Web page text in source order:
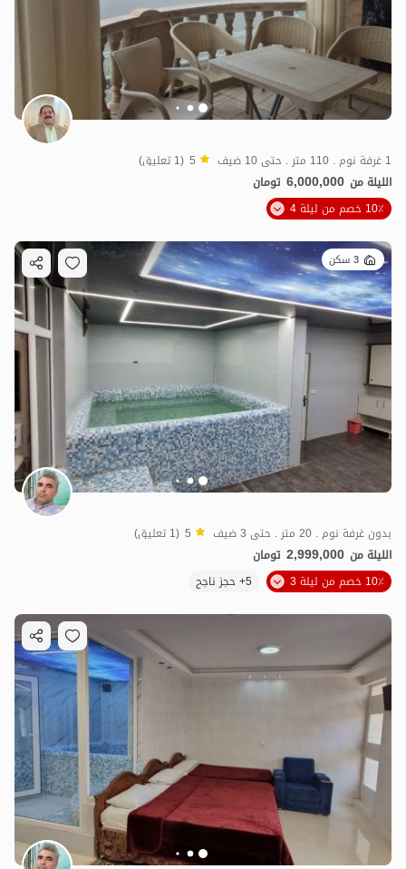
6مليون ت 5
1 غرفة نوم . 110 متر . حتى 10 ضيف 5 (1 تعليق)
الليلة من 6,000,000 تومان
10٪ خصم من ليلة 4
3 سكن
بدون غرفة نوم . 20 متر . حتى 3 ضيف 5 (1 تعليق)
الليلة من 2,999,000 تومان
10٪ خصم من ليلة 3
5+ حجز ناجح